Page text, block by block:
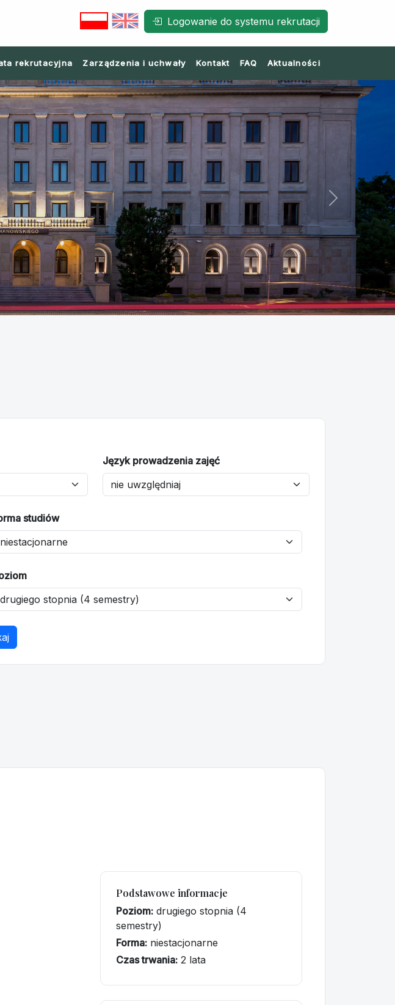
Logowanie do systemu rekrutacji
rekrutacyjna Zarządzenia i uchwały Kontakt FAQ Aktualności
Next
Język prowadzenia zajęć
studiów
Podstawowe informacje
Poziom: drugiego stopnia (4
semestry)
Forma: niestacjonarne
Czas trwania: 2 lata